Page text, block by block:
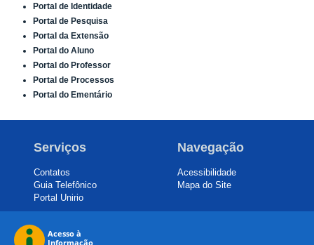
Portal de Identidade
Portal de Pesquisa
Portal da Extensão
Portal do Aluno
Portal do Professor
Portal de Processos
Portal do Ementário
Serviços
Contatos
Guia Telefônico
Portal Unirio
Navegação
Acessibilidade
Mapa do Site